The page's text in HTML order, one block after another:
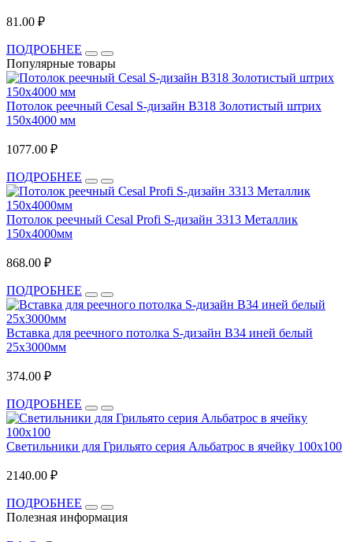
81.00 ₽
ПОДРОБНЕЕ
Популярные товары
Потолок реечный Cesal S-дизайн В318 Золотистый штрих
150х4000 мм
1077.00 ₽
ПОДРОБНЕЕ
Потолок реечный Cesal Profi S-дизайн 3313 Металлик
150х4000мм
868.00 ₽
ПОДРОБНЕЕ
Вставка для реечного потолка S-дизайн В34 иней белый
25х3000мм
374.00 ₽
ПОДРОБНЕЕ
Светильники для Грильято серия Альбатрос в ячейку 100x100
2140.00 ₽
ПОДРОБНЕЕ
Полезная информация